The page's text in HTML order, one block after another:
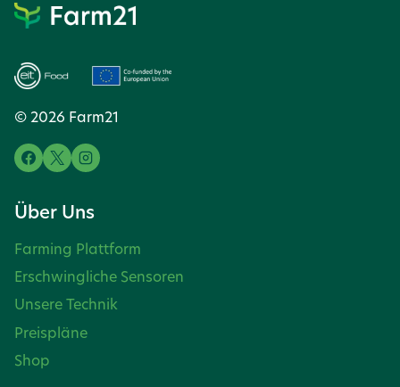
© 2026 Farm21
Über Uns
Farming Plattform
Erschwingliche Sensoren
Unsere Technik
Preispläne
Shop